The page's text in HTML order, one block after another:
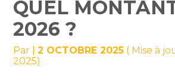
QUEL
2026 ?
Par |2 OCTOBRE 2025 ( Mise à
2025)